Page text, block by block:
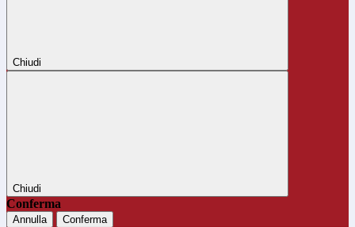
Chiudi
Chiudi
Conferma
Annulla Conferma